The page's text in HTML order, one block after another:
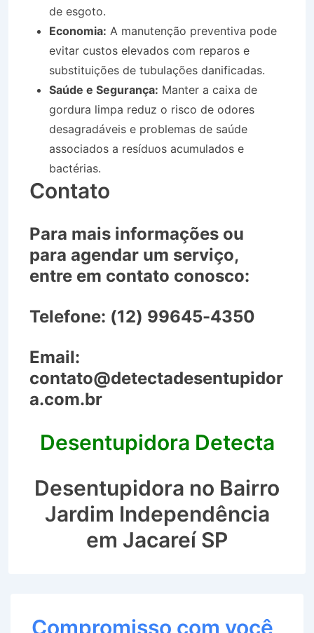
de esgoto.
Economia: A manutenção preventiva pode
evitar custos elevados com reparos e
substituições de tubulações danificadas.
Saúde e Segurança: Manter a caixa de
gordura limpa reduz o risco de odores
desagradáveis e problemas de saúde
associados a resíduos acumulados e
bactérias.
Contato
Para mais informações ou
para agendar um serviço,
entre em contato conosco:
Telefone: (12) 99645-4350
Email:
contato@detectadesentupidor
a.com.br
Desentupidora Detecta
Desentupidora no Bairro
Jardim Independência
em Jacareí SP
Compromisso com você